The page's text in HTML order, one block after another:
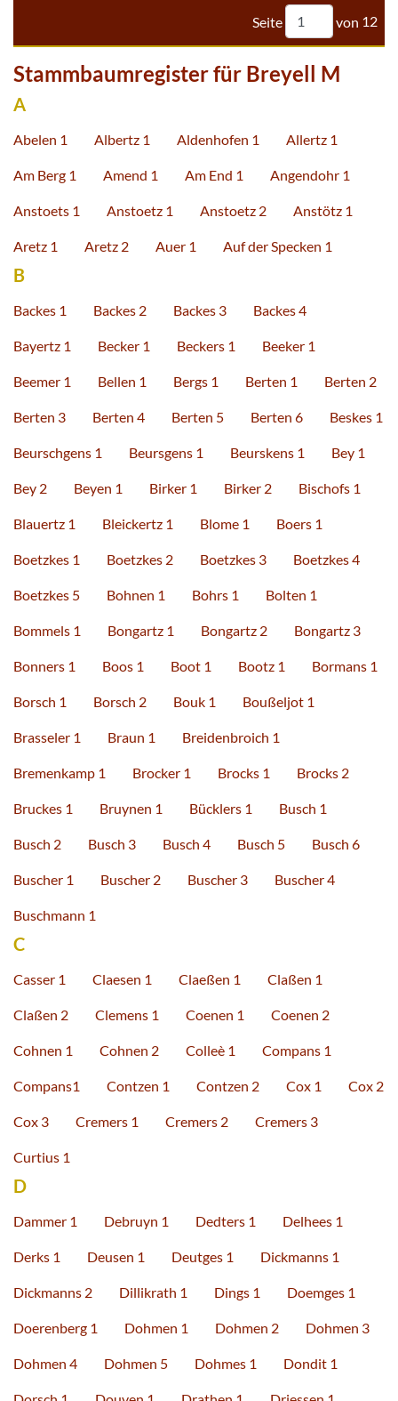
Seite von 12
Stammbaumregister für Breyell M
A
Abelen 1 Albertz 1 Aldenhofen 1 Allertz 1
Am Berg 1 Amend 1 Am End 1 Angendohr 1
Anstoets 1 Anstoetz 1 Anstoetz 2 Anstötz 1
Aretz 1 Aretz 2 Auer 1 Auf der Specken 1
B
Backes 1 Backes 2 Backes 3 Backes 4
Bayertz 1 Becker 1 Beckers 1 Beeker 1
Beemer 1 Bellen 1 Bergs 1 Berten 1 Berten 2
Berten 3 Berten 4 Berten 5 Berten 6 Beskes 1
Beurschgens 1 Beursgens 1 Beurskens 1 Bey 1
Bey 2 Beyen 1 Birker 1 Birker 2 Bischofs 1
Blauertz 1 Bleickertz 1 Blome 1 Boers 1
Boetzkes 1 Boetzkes 2 Boetzkes 3 Boetzkes 4
Boetzkes 5 Bohnen 1 Bohrs 1 Bolten 1
Bommels 1 Bongartz 1 Bongartz 2 Bongartz 3
Bonners 1 Boos 1 Boot 1 Bootz 1 Bormans 1
Borsch 1 Borsch 2 Bouk 1 Boußeljot 1
Brasseler 1 Braun 1 Breidenbroich 1
Bremenkamp 1 Brocker 1 Brocks 1 Brocks 2
Bruckes 1 Bruynen 1 Bücklers 1 Busch 1
Busch 2 Busch 3 Busch 4 Busch 5 Busch 6
Buscher 1 Buscher 2 Buscher 3 Buscher 4
Buschmann 1
C
Casser 1 Claesen 1 Claeßen 1 Claßen 1
Claßen 2 Clemens 1 Coenen 1 Coenen 2
Cohnen 1 Cohnen 2 Colleè 1 Compans 1
Compans1 Contzen 1 Contzen 2 Cox 1 Cox 2
Cox 3 Cremers 1 Cremers 2 Cremers 3
Curtius 1
D
Dammer 1 Debruyn 1 Dedters 1 Delhees 1
Derks 1 Deusen 1 Deutges 1 Dickmanns 1
Dickmanns 2 Dillikrath 1 Dings 1 Doemges 1
Doerenberg 1 Dohmen 1 Dohmen 2 Dohmen 3
Dohmen 4 Dohmen 5 Dohmes 1 Dondit 1